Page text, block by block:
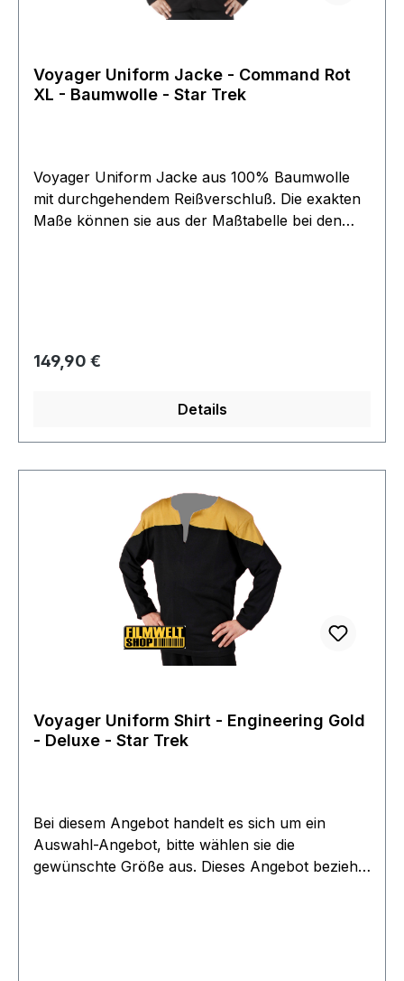
Voyager Uniform Jacke - Command Rot
XL - Baumwolle - Star Trek
Voyager Uniform Jacke aus 100% Baumwolle
mit durchgehendem Reißverschluß. Die exakten
Maße können sie aus der Maßtabelle bei den
Regulärer Preis:
149,90 €
Details
Voyager Uniform Shirt - Engineering Gold
- Deluxe - Star Trek
Bei diesem Angebot handelt es sich um ein
Auswahl-Angebot, bitte wählen sie die
gewünschte Größe aus. Dieses Angebot bezieht